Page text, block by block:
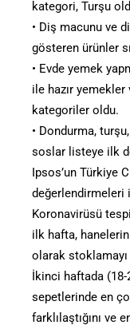
kategori, Turşu
• Diş macunu ve
gösteren ürünler
• Evde yemek
ile hazır
kategoriler oldu.
• Dondurma,
soslar listeye ilk
Ipsos’un Türkiye
değerlendirmeleri
Koronavirüsü
ilk hafta,
olarak
İkinci haftada (18-
sepetlerinde en
farklılaştığını ve